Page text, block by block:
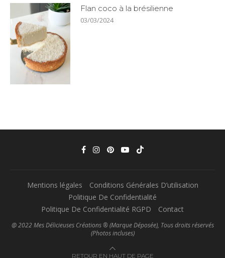
Flan coco à la brésilienne
03/03/2024
Mentions légales
Conditions Générales D’utilisation
Politique De Confidentialité
Politique De Confidentialité RGPD
Contact
@ 2022 Mes Délicieuses Créations ® (Marque Déposée), Tous droits réservés
(Photos incluses)
RETOUR EN HAUT DE PAGE